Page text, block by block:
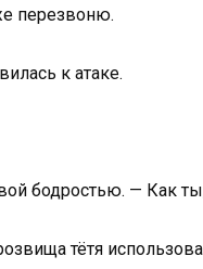
перезвоню.
к атаке.
бодростью. — Как
тётя